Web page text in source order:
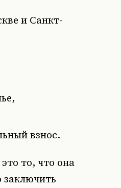
и Санкт-
взнос.
то, что она